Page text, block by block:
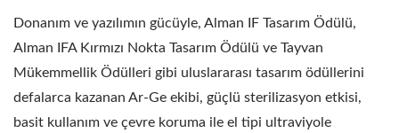
Donanım ve yazılımın gücüyle, Alman IF Tasarım Ödülü,
Alman IFA Kırmızı Nokta Tasarım Ödülü ve Tayvan
Mükemmellik Ödülleri gibi uluslararası tasarım ödüllerini
defalarca kazanan Ar-Ge ekibi, güçlü sterilizasyon etkisi,
basit kullanım ve çevre koruma ile el tipi ultraviyole